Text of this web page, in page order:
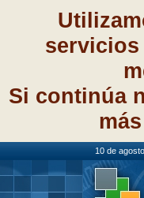
Si continúa
10 de